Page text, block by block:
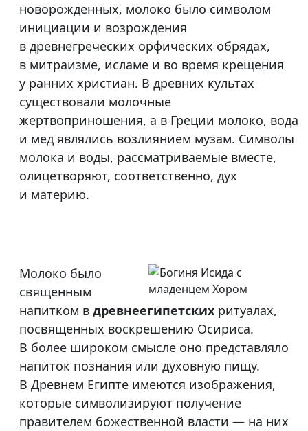
новорожденных, молоко было символом
инициации и возрождения
в древнегреческих орфических обрядах,
в митраизме, исламе и во время крещения
у ранних христиан. В древних культах
существовали молочные
жертвоприношения, а в Греции молоко, вода
и мед являлись возлиянием музам. Символы
молока и воды, рассматриваемые вместе,
олицетворяют, соответственно, дух
и материю.
Молоко было
священным
напитком в древнеегипетских ритуалах,
посвященных воскрешению Осириса.
В более широком смысле оно представляло
напиток познания или духовную пищу.
В Древнем Египте имеются изображения,
которые символизируют получение
правителем божественной власти — на них